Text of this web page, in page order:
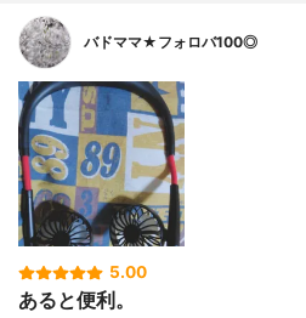
バドママ★フォロバ100◎
5.00
あると便利。